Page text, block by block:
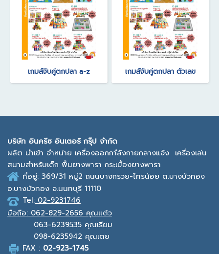
เกมส์จับคู่ตกปลา a-z เกมส์จับคู่ตกปลา ตัวเลข
บริษัท อินครีซ อินเตอร์ กรุ๊ป จำกัด
ผลิต นำเข้า จำหน่าย เครื่องออกกาํลังกายกลางแจ้ง เครื่องเล่น
สนามสำหรับเด็ก พื้นยางพารา กระเบื้องยางพารา
ที่อยู่: 369/31 หมู่2 ถนนบางกรวย-ไทรน้อย ต.บางบัวทอง
อ.บางบัวทอง จ.นนทบุรี 11110
Tel: 02-9231746
มือถือ: 062-829-2656 คุณแต้ว
063-6239535 คุณเรียม
098-6235942 คุณเตย
FAX : 02-923-1745